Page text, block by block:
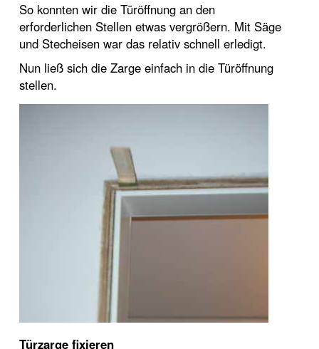
So konnten wir die Türöffnung an den
erforderlichen Stellen etwas vergrößern. Mit Säge
und Stecheisen war das relativ schnell erledigt.
Nun ließ sich die Zarge einfach in die Türöffnung
stellen.
Türzarge fixieren